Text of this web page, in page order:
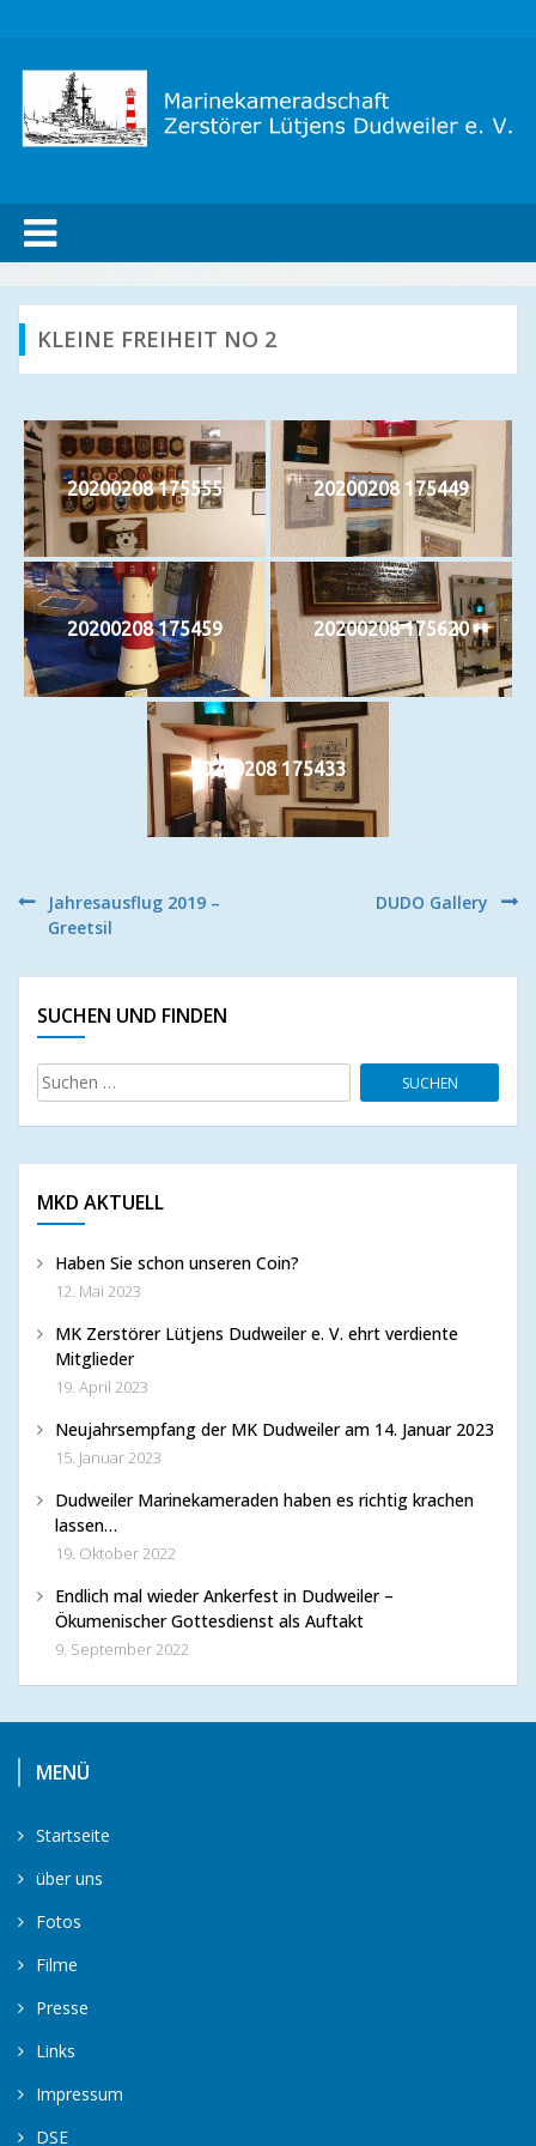
dudweiler
KLEINE FREIHEIT NO 2
20200208 175555 20200208 175449
20200208 175459 20200208 175620
20200208 175433
Beitragsnavigation
Jahresausflug 2019 –
Greetsil
DUDO Gallery
SUCHEN UND FINDEN
Suchen
nach:
MKD AKTUELL
Haben Sie schon unseren Coin?
12. Mai 2023
MK Zerstörer Lütjens Dudweiler e. V. ehrt verdiente
Mitglieder
19. April 2023
Neujahrsempfang der MK Dudweiler am 14. Januar 2023
15. Januar 2023
Dudweiler Marinekameraden haben es richtig krachen
lassen…
19. Oktober 2022
Endlich mal wieder Ankerfest in Dudweiler –
Ökumenischer Gottesdienst als Auftakt
9. September 2022
MENÜ
Startseite
über uns
Fotos
Filme
Presse
Links
Impressum
DSE